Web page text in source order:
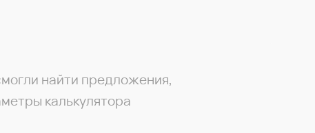
найти предложения,
калькулятора